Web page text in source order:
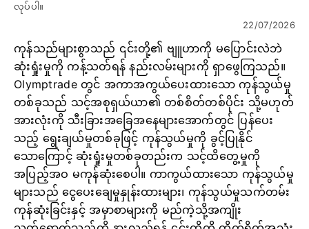
လုပ်ပါ။
22/07/2026
ကုန်သည်များစွာသည် ၎င်းတို့၏ ဗျူဟာကို မပြောင်းလဲဘဲ
ဆုံးရှုံးမှုကို ကန့်သတ်ရန် နည်းလမ်းများကို ရှာဖွေကြသည်။
Olymptrade တွင် အကာအကွယ်ပေးထားသော ကုန်သွယ်မှု
တစ်ခုသည် သင့်အစုရှယ်ယာ၏ တစ်စိတ်တစ်ပိုင်း သို့မဟုတ်
အားလုံးကို သီးခြားအခြေအနေများအောက်တွင် ပြန်ပေး
သည့် ရွေးချယ်မှုတစ်ခုဖြင့် ကုန်သွယ်မှုကို ခွင့်ပြုနိုင်
သောကြောင့် ဆုံးရှုံးမှုတစ်ခုတည်းက သင့်ထိတွေ့မှုကို
အပြည့်အဝ မကုန်ဆုံးစေပါ။ ကာကွယ်ထားသော ကုန်သွယ်မှု
များသည် ငွေပေးချေမှုနှုန်းထားများ၊ ကုန်သွယ်မှုသက်တမ်း
ကုန်ဆုံးခြင်းနှင့် အမှာစာများကို မည်ကဲ့သို့အကျိုး